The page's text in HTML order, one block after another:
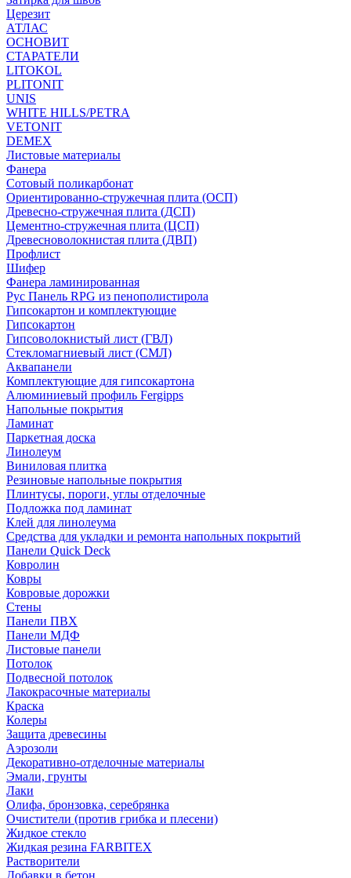
Церезит
АТЛАС
ОСНОВИТ
СТАРАТЕЛИ
LITOKOL
PLITONIT
UNIS
WHITE HILLS/PETRA
VETONIT
DEMEX
Листовые материалы
Фанера
Сотовый поликарбонат
Ориентированно-стружечная плита (ОСП)
Древесно-стружечная плита (ДСП)
Цементно-стружечная плита (ЦСП)
Древесноволокнистая плита (ДВП)
Профлист
Шифер
Фанера ламинированная
Рус Панель RPG из пенополистирола
Гипсокартон и комплектующие
Гипсокартон
Гипсоволокнистый лист (ГВЛ)
Стекломагниевый лист (СМЛ)
Аквапанели
Комплектующие для гипсокартона
Алюминиевый профиль Fergipps
Напольные покрытия
Ламинат
Паркетная доска
Линолеум
Виниловая плитка
Резиновые напольные покрытия
Плинтусы, пороги, углы отделочные
Подложка под ламинат
Клей для линолеума
Средства для укладки и ремонта напольных покрытий
Панели Quick Deck
Ковролин
Ковры
Ковровые дорожки
Стены
Панели ПВХ
Панели МДФ
Листовые панели
Потолок
Подвесной потолок
Лакокрасочные материалы
Краска
Колеры
Защита древесины
Аэрозоли
Декоративно-отделочные материалы
Эмали, грунты
Лаки
Олифа, бронзовка, серебрянка
Очистители (против грибка и плесени)
Жидкое стекло
Жидкая резина FARBITEX
Растворители
Добавки в бетон